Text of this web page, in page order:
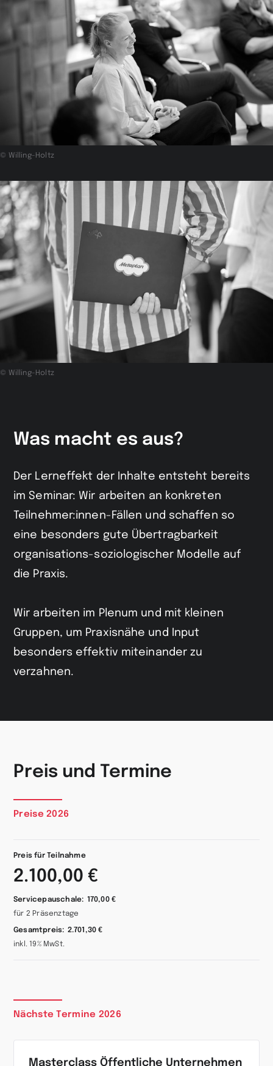
© Willing-Holtz
© Willing-Holtz
Was macht es aus?
Der Lerneffekt der Inhalte entsteht bereits
im Seminar: Wir arbeiten an konkreten
Teilnehmer:innen-Fällen und schaffen so
eine besonders gute Übertragbarkeit
organisations-soziologischer Modelle auf
die Praxis.
Wir arbeiten im Plenum und mit kleinen
Gruppen, um Praxisnähe und Input
besonders effektiv miteinander zu
verzahnen.
Preis und Termine
Preise 2026
Preis für Teilnahme
2.100,00 €
Servicepauschale:
170,00 €
für 2 Präsenztage
Gesamtpreis: 2.701,30 €
inkl. 19% MwSt.
Nächste Termine 2026
Masterclass Öffentliche Unternehmen